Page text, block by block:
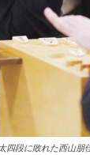
四段に敗れた西山朋